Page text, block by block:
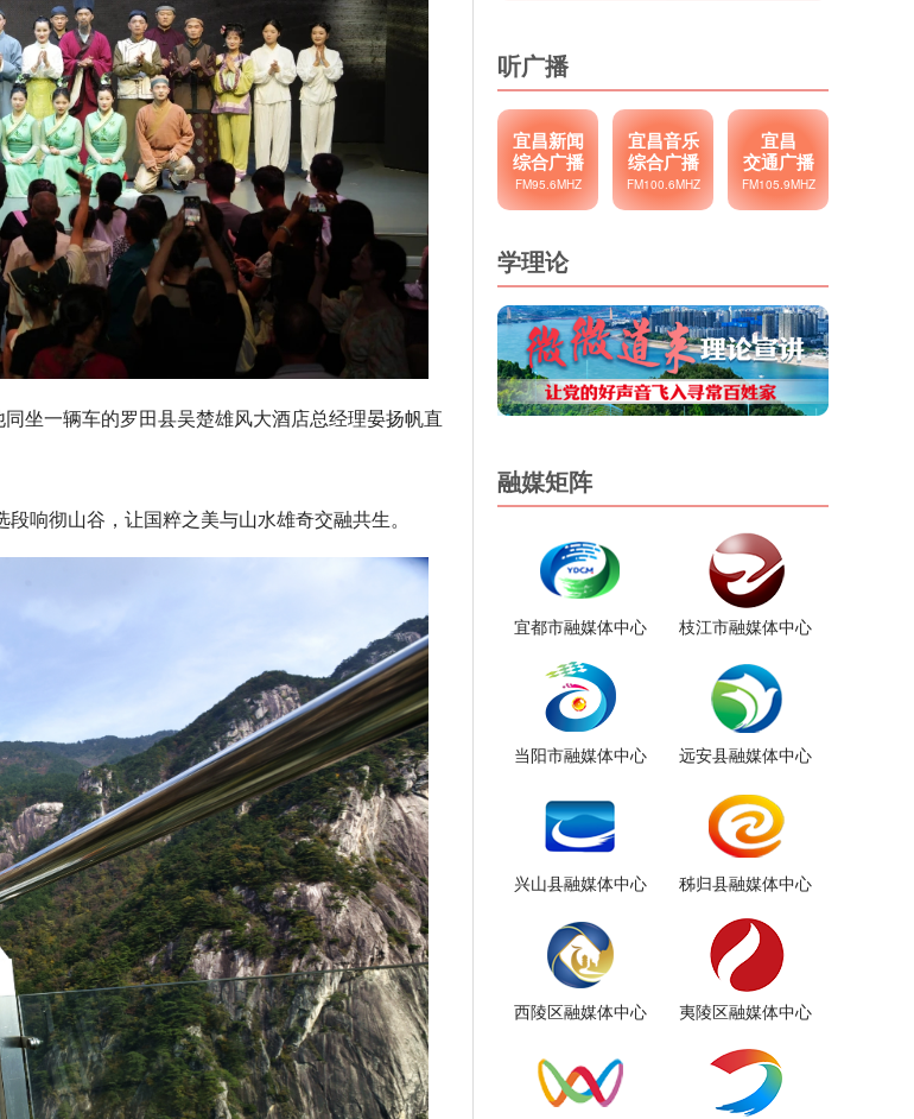
坐一辆车的罗田县吴楚雄风大酒店总经理晏扬帆直
响彻山谷，让国粹之美与山水雄奇交融共生。
听广播
宜昌新闻
综合广播
FM95.6MHZ
宜昌音乐
综合广播
FM100.6MHZ
宜昌
交通广播
FM105.9MHZ
学理论
融媒矩阵
宜都市融媒体中心 枝江市融媒体中心
当阳市融媒体中心 远安县融媒体中心
兴山县融媒体中心 秭归县融媒体中心
西陵区融媒体中心 夷陵区融媒体中心